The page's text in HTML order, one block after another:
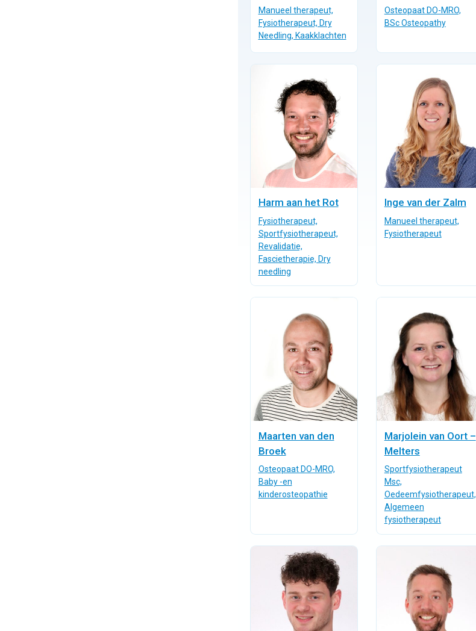
Manueel therapeut,
Fysiotherapeut, Dry
Needling, Kaakklachten
Osteopaat DO-MRO,
BSc Osteopathy
Harm aan het Rot
Fysiotherapeut,
Sportfysiotherapeut,
Revalidatie,
Fascietherapie, Dry
needling
Inge van der Zalm
Manueel therapeut,
Fysiotherapeut
Maarten van den
Broek
Osteopaat DO-MRO,
Baby -en
kinderosteopathie
Marjolein van Oort –
Melters
Sportfysiotherapeut
Msc,
Oedeemfysiotherapeut,
Algemeen
fysiotherapeut